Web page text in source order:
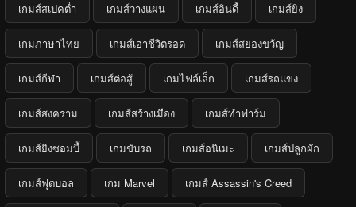
เกมส์สเปคต่ำ เกมส์วางแผน เกมส์อินดี้ เกมส์ยิง
เกมภาษาไทย เกมส์เอาชีวิตรอด เกมส์สยองขวัญ
เกมส์กีฬา เกมส์ต่อสู้ เกมไฟล์เล็ก เกมส์รถแข่ง
เกมส์สงคราม เกมส์สร้างเมือง เกมส์ทำฟาร์ม
เกมส์ยิงซอมบี้ เกมขับรถ เกมส์อนิเมะ เกมส์ปลูกผัก
เกมส์ฟุตบอล เกม Marvel เกมส์ Assassin's Creed